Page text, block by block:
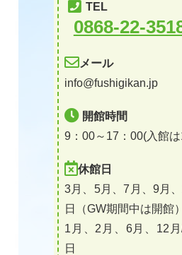
TEL
0868-22-
メール
info@fushigikan.jp
開館時間
9：00～17：00(入館
休館日
3月、5月、7月、9月
日（GW期間中は開館）
1月、2月、6月、12
日